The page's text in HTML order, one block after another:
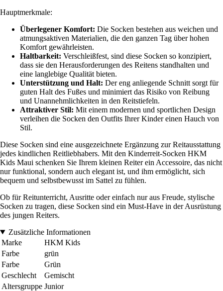
Hauptmerkmale:
Überlegener Komfort: Die Socken bestehen aus weichen und
atmungsaktiven Materialien, die den ganzen Tag über hohen
Komfort gewährleisten.
Haltbarkeit: Verschleißfest, sind diese Socken so konzipiert,
dass sie den Herausforderungen des Reitens standhalten und
eine langlebige Qualität bieten.
Unterstützung und Halt: Der eng anliegende Schnitt sorgt für
guten Halt des Fußes und minimiert das Risiko von Reibung
und Unannehmlichkeiten in den Reitstiefeln.
Attraktiver Stil: Mit einem modernen und sportlichen Design
verleihen die Socken den Outfits Ihrer Kinder einen Hauch von
Stil.
Diese Socken sind eine ausgezeichnete Ergänzung zur Reitausstattung
jedes kindlichen Reitliebhabers. Mit den Kinderreit-Socken HKM
Kids Maui schenken Sie Ihrem kleinen Reiter ein Accessoire, das nicht
nur funktional, sondern auch elegant ist, und ihm ermöglicht, sich
bequem und selbstbewusst im Sattel zu fühlen.
Ob für Reitunterricht, Ausritte oder einfach nur aus Freude, stylische
Socken zu tragen, diese Socken sind ein Must-Have in der Ausrüstung
des jungen Reiters.
Zusätzliche Informationen
Marke
HKM Kids
Farbe
grün
Farbe
Grün
Geschlecht
Gemischt
Altersgruppe Junior